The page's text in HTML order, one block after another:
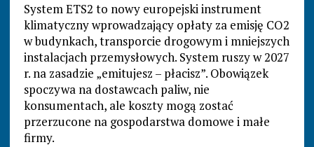
System ETS2 to nowy europejski instrument
klimatyczny wprowadzający opłaty za emisję CO2
w budynkach, transporcie drogowym i mniejszych
instalacjach przemysłowych. System ruszy w 2027
r. na zasadzie „emitujesz – płacisz”. Obowiązek
spoczywa na dostawcach paliw, nie
konsumentach, ale koszty mogą zostać
przerzucone na gospodarstwa domowe i małe
firmy.